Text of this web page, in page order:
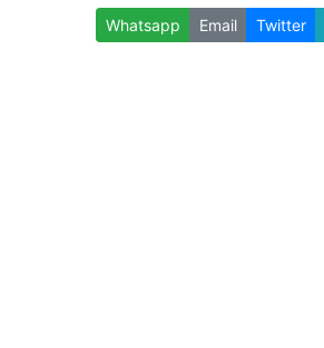
Whatsapp Email Twitter